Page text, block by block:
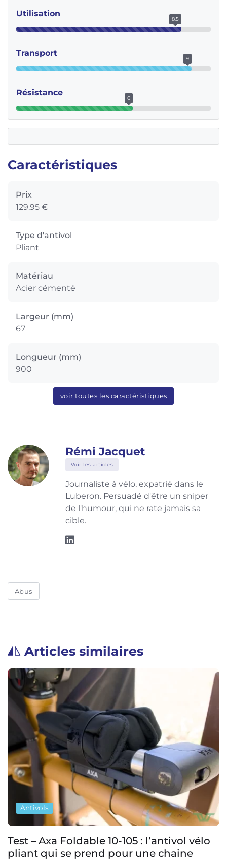
Utilisation
8.5
Transport
9
Résistance
6
Caractéristiques
Prix
129.95 €
Type d'antivol
Pliant
Matériau
Acier cémenté
Largeur (mm)
67
Longueur (mm)
900
voir toutes les caractéristiques
Rémi Jacquet
Voir les articles
Journaliste à vélo, expatrié dans le
Luberon. Persuadé d'être un sniper
de l'humour, qui ne rate jamais sa
cible.
Abus
Articles similaires
Antivols
Test – Axa Foldable 10-105 : l’antivol vélo
pliant qui se prend pour une chaine